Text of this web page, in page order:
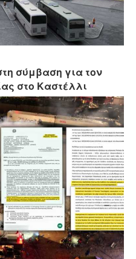
σύμβαση για τον
στο Καστέλλι